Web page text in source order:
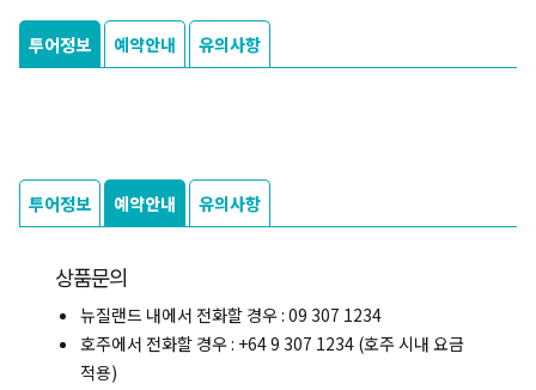
투어정보 예약안내 유의사항
투어정보 예약안내 유의사항
상품문의
뉴질랜드 내에서 전화할 경우 : 09 307 1234
호주에서 전화할 경우 : +64 9 307 1234 (호주 시내 요금
적용)